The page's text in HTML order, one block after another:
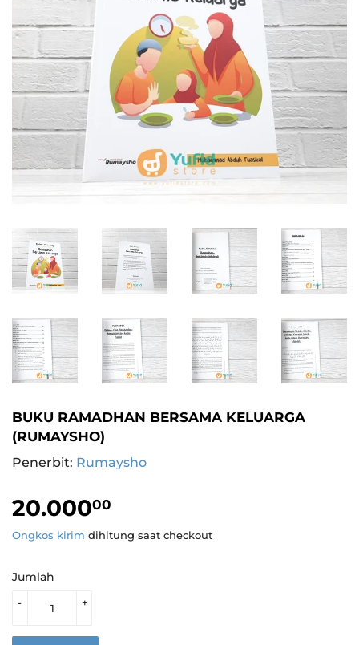
BUKU RAMADHAN BERSAMA KELUARGA
(RUMAYSHO)
Penerbit: Rumaysho
20.00000
Ongkos kirim dihitung saat checkout
Jumlah
+
-